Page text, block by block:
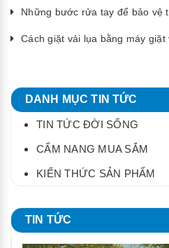
Những bước rửa tay để bảo vệ
Cách giặt vải lụa bằng máy
DANH MỤC TIN TỨC
TIN TỨC ĐỜI SỐNG
CẨM NANG MUA SẮM
KIẾN THỨC SẢN PHẨM
TIN TỨC